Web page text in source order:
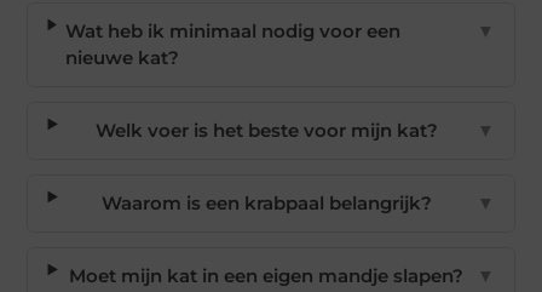
Wat heb ik minimaal nodig voor een
nieuwe kat?
▼
Welk voer is het beste voor mijn kat? ▼
Waarom is een krabpaal belangrijk? ▼
Moet mijn kat in een eigen mandje slapen? ▼